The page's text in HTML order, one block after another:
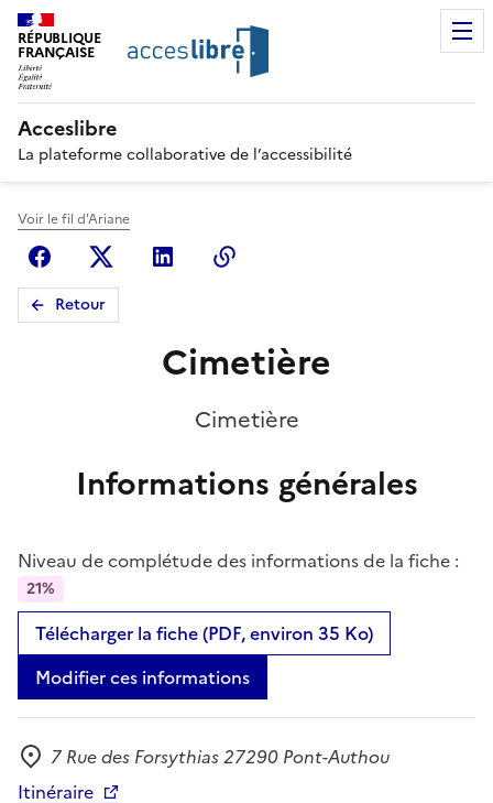
RÉPUBLIQUE
FRANÇAISE
Acceslibre
La plateforme collaborative de l’accessibilité
Voir le fil d'Ariane
FacebookX (anciennement Twitter)
Linkedin
Retour
Cimetière
Cimetière
Informations générales
Niveau de complétude des informations de la fiche :
21%
Télécharger la fiche (PDF, environ 35 Ko)
Modifier ces informations
Adresse
7 Rue des Forsythias 27290 Pont-Authou
Itinéraire